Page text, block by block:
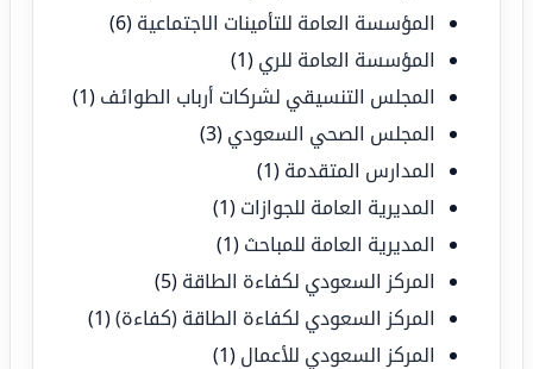
المؤسسة العامة للتأمينات الاجتماعية (6)
المؤسسة العامة للري (1)
المجلس التنسيقي لشركات أرباب الطوائف (1)
المجلس الصحي السعودي (3)
المدارس المتقدمة (1)
المديرية العامة للجوازات (1)
المديرية العامة للمباحث (1)
المركز السعودي لكفاءة الطاقة (5)
المركز السعودي لكفاءة الطاقة (كفاءة)(1)
المركز السعودي للأعمال (1)